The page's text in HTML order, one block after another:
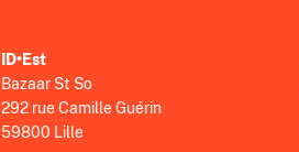
ID•Est
Bazaar St So
292 rue Camille Guérin
59800 Lille